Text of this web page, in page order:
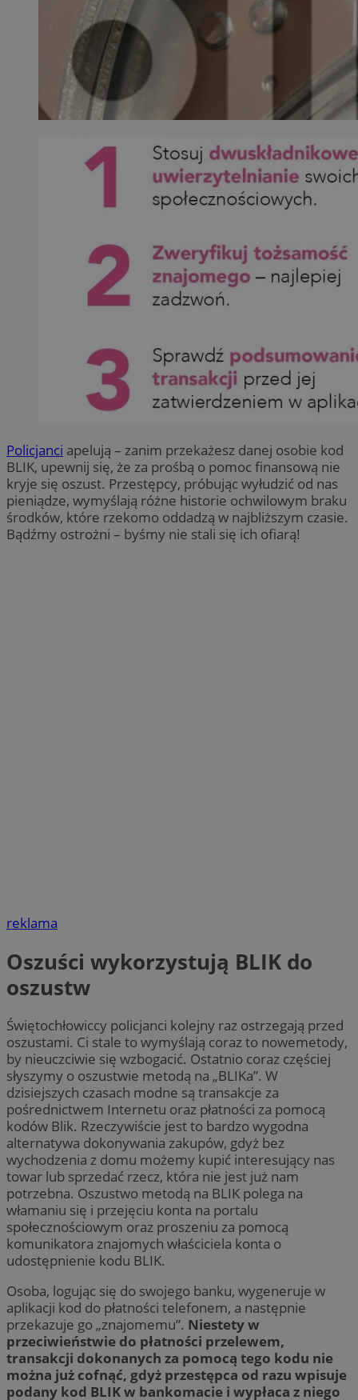
Policjanci apelują – zanim przekażesz danej osobie kod
BLIK, upewnij się, że za prośbą o pomoc finansową nie
kryje się oszust. Przestępcy, próbując wyłudzić od nas
pieniądze, wymyślają różne historie ochwilowym braku
środków, które rzekomo oddadzą w najbliższym czasie.
Bądźmy ostrożni – byśmy nie stali się ich ofiarą!
reklama
Oszuści wykorzystują BLIK do
oszustw
Świętochłowiccy policjanci kolejny raz ostrzegają przed
oszustami. Ci stale to wymyślają coraz to nowemetody,
by nieuczciwie się wzbogacić. Ostatnio coraz częściej
słyszymy o oszustwie metodą na „BLIKa”. W
dzisiejszych czasach modne są transakcje za
pośrednictwem Internetu oraz płatności za pomocą
kodów Blik. Rzeczywiście jest to bardzo wygodna
alternatywa dokonywania zakupów, gdyż bez
wychodzenia z domu możemy kupić interesujący nas
towar lub sprzedać rzecz, która nie jest już nam
potrzebna. Oszustwo metodą na BLIK polega na
włamaniu się i przejęciu konta na portalu
społecznościowym oraz proszeniu za pomocą
komunikatora znajomych właściciela konta o
udostępnienie kodu BLIK.
Osoba, logując się do swojego banku, wygeneruje w
aplikacji kod do płatności telefonem, a następnie
przekazuje go „znajomemu”. Niestety w
przeciwieństwie do płatności przelewem,
transakcji dokonanych za pomocą tego kodu nie
można już cofnąć, gdyż przestępca od razu wpisuje
podany kod BLIK w bankomacie i wypłaca z niego